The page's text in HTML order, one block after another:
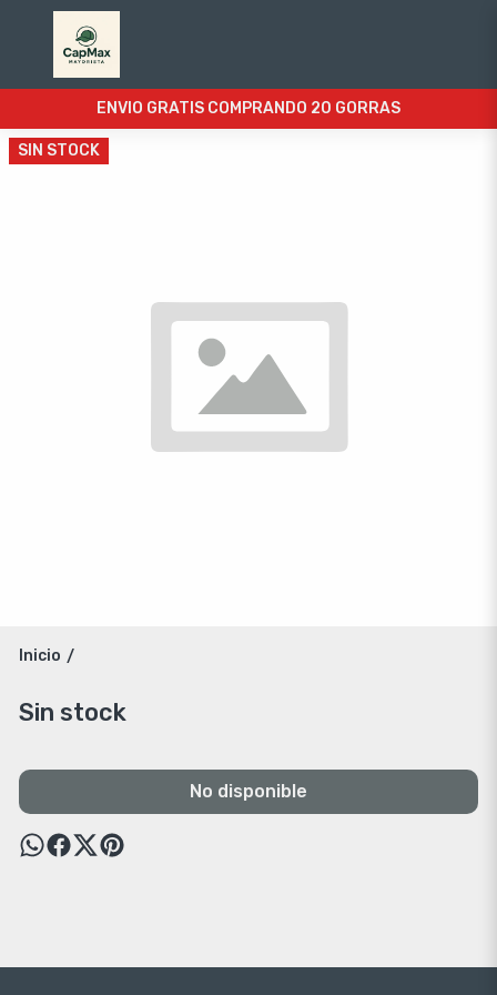
ENVIO GRATIS COMPRANDO 20 GORRAS
SIN STOCK
Inicio /
Sin stock
No disponible